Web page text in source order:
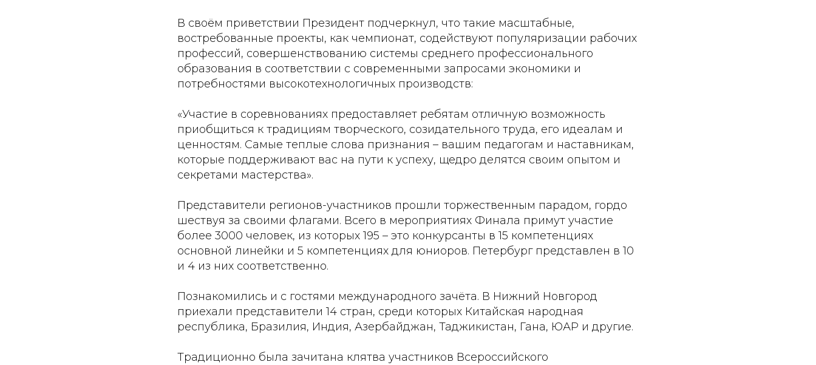
В своём приветствии Президент подчеркнул, что такие масштабные,
востребованные проекты, как чемпионат, содействуют популяризации рабочих
профессий, совершенствованию системы среднего профессионального
образования в соответствии с современными запросами экономики и
потребностями высокотехнологичных производств:
«Участие в соревнованиях предоставляет ребятам отличную возможность
приобщиться к традициям творческого, созидательного труда, его идеалам и
ценностям. Самые теплые слова признания – вашим педагогам и наставникам,
которые поддерживают вас на пути к успеху, щедро делятся своим опытом и
секретами мастерства».
Представители регионов-участников прошли торжественным парадом, гордо
шествуя за своими флагами. Всего в мероприятиях Финала примут участие
более 3000 человек, из которых 195 – это конкурсанты в 15 компетенциях
основной линейки и 5 компетенциях для юниоров. Петербург представлен в 10
и 4 из них соответственно.
Познакомились и с гостями международного зачёта. В Нижний Новгород
приехали представители 14 стран, среди которых Китайская народная
республика, Бразилия, Индия, Азербайджан, Таджикистан, Гана, ЮАР и другие.
Традиционно была зачитана клятва участников Всероссийского